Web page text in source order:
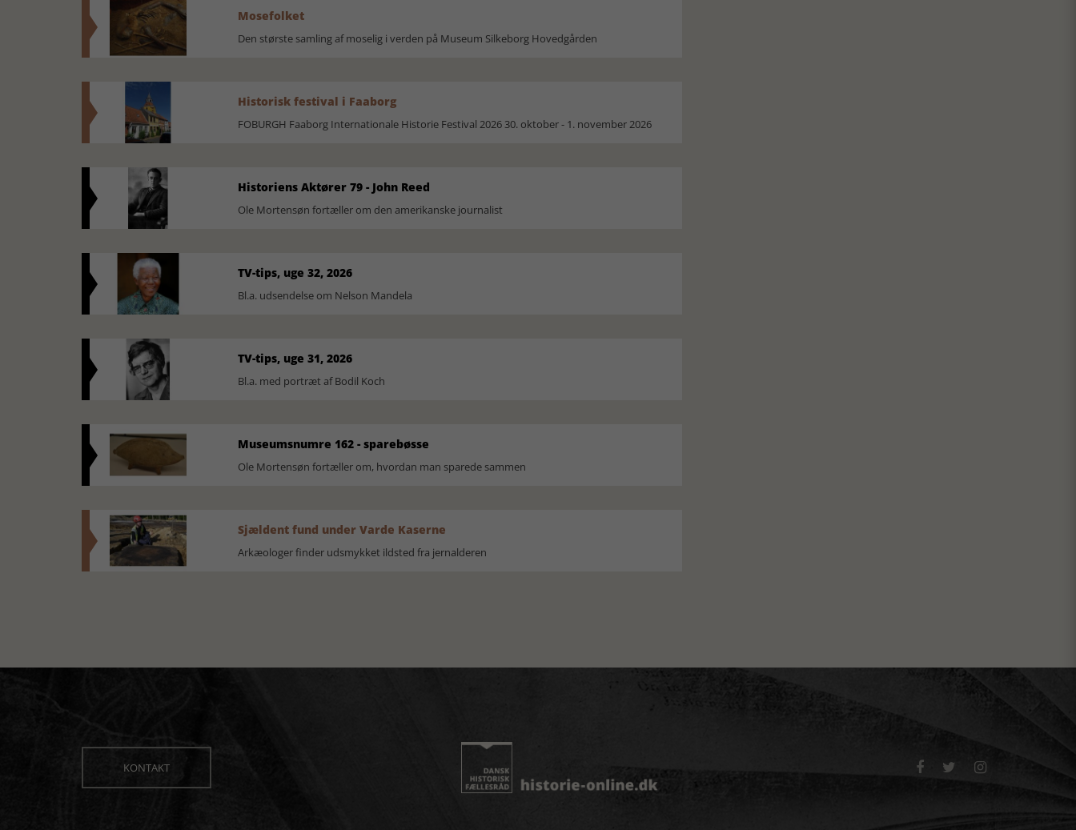
Mosefolket
Den største samling af moselig i verden på Museum Silkeborg Hovedgården
Historisk festival i Faaborg
FOBURGH Faaborg Internationale Historie Festival 2026 30. oktober - 1. november 2026
Historiens Aktører 79 - John Reed
Ole Mortensøn fortæller om den amerikanske journalist
TV-tips, uge 32, 2026
Bl.a. udsendelse om Nelson Mandela
TV-tips, uge 31, 2026
Bl.a. med portræt af Bodil Koch
Museumsnumre 162 - sparebøsse
Ole Mortensøn fortæller om, hvordan man sparede sammen
Sjældent fund under Varde Kaserne
Arkæologer finder udsmykket ildsted fra jernalderen
KONTAKT   